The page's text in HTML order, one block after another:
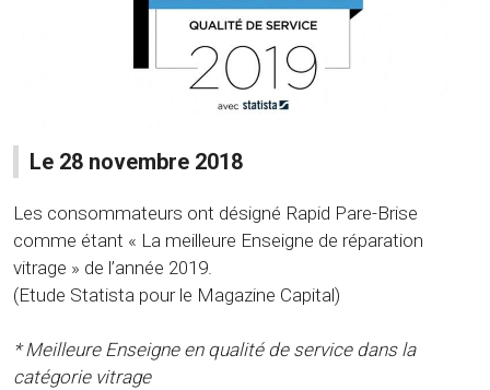
Le 28 novembre 2018
Les consommateurs ont désigné Rapid Pare-Brise
comme étant « La meilleure Enseigne de réparation
vitrage » de l’année 2019.
(Etude Statista pour le Magazine Capital)
* Meilleure Enseigne en qualité de service dans la
catégorie vitrage